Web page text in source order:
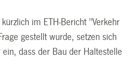
im ETH-Bericht "Verkehr
gestellt wurde, setzen sich
dass der Bau der Haltestelle